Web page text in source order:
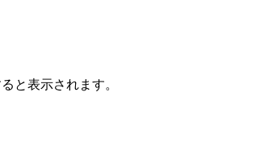
と表示されます。